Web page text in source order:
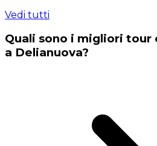
Vedi tutti
Quali sono i migliori
a Delianuova?